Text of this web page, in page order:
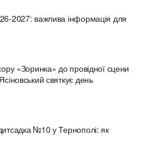
2027: важлива інформація для
«Зоринка» до провідної сцени
святкує день
№10 у Тернополі: як